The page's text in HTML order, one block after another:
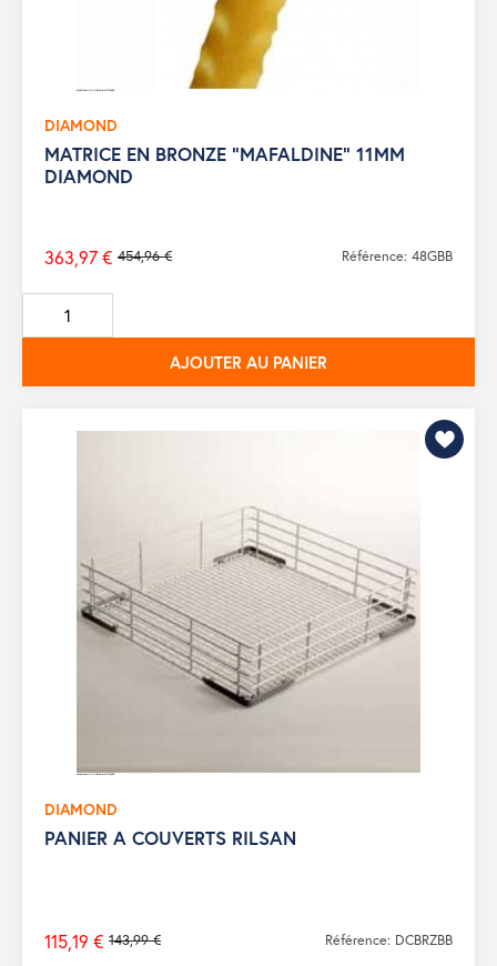
DIAMOND
MATRICE EN BRONZE "MAFALDINE" 11MM
DIAMOND
Prix
de
base
454,96 €
363,97 € Référence: 48GBB
AJOUTER AU PANIER
DIAMOND
PANIER A COUVERTS RILSAN
Prix
143,99 €
115,19 € Référence: DCBRZBB